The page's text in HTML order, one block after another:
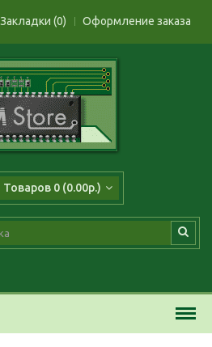
Закладки (0) Оформление заказа
Товаров 0 (0.00р.)